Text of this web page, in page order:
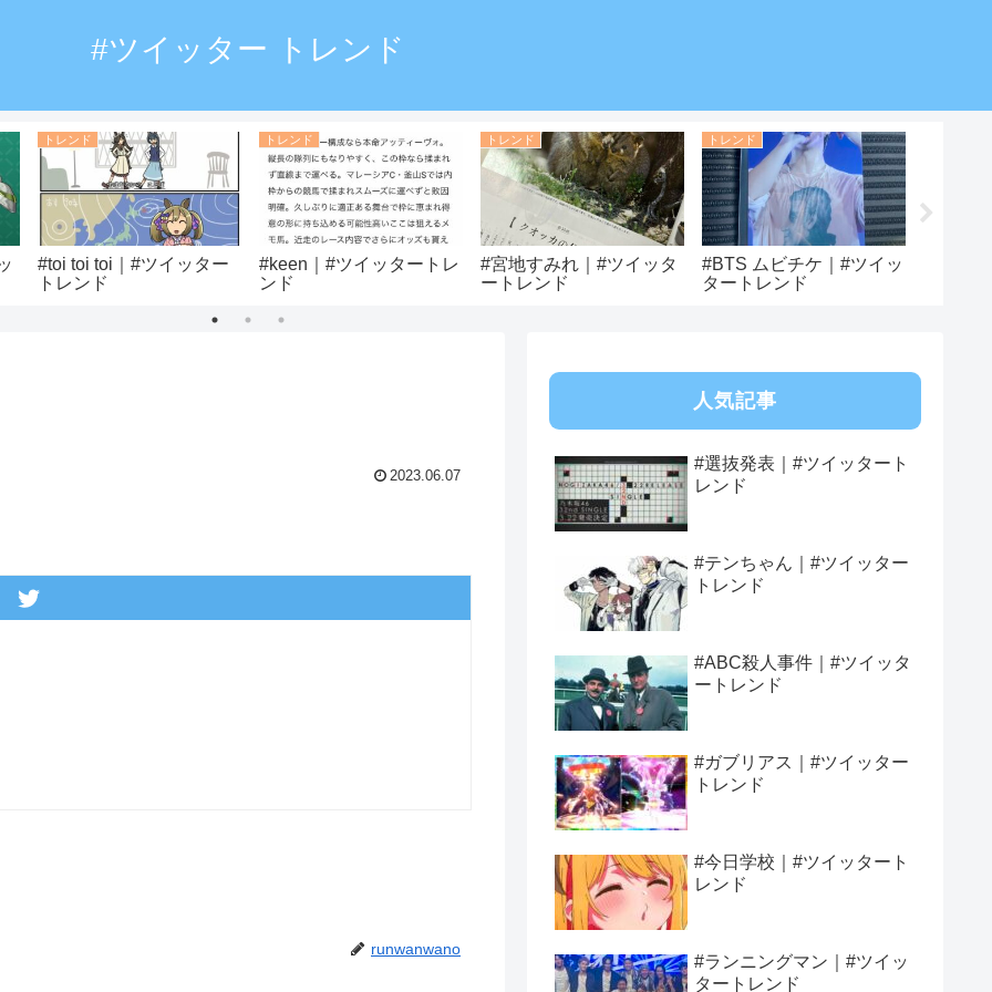
#ツイッター トレンド
トレンド
#toi toi toi｜#ツイッター
トレンド
トレンド
#keen｜#ツイッタートレ
ンド
トレンド
#宮地すみれ｜#ツイッタ
ートレンド
トレンド
#BTS ムビチケ｜#ツイッ
タートレンド
2023.06.07
runwanwano
人気記事
#選抜発表｜#ツイッタート
レンド
#テンちゃん｜#ツイッター
トレンド
#ABC殺人事件｜#ツイッタ
ートレンド
#ガブリアス｜#ツイッター
トレンド
#今日学校｜#ツイッタート
レンド
#ランニングマン｜#ツイッ
タートレンド